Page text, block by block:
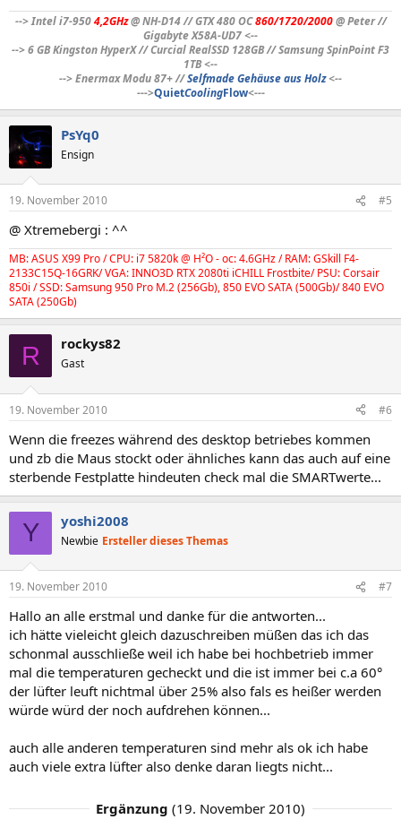
--> Intel i7-9504,2GHz@ NH-D14 // GTX 480 OC860/1720/2000@ Peter //
Gigabyte X58A-UD7 <--
--> 6 GB Kingston HyperX // Curcial RealSSD 128GB // Samsung SpinPoint F3
1TB <--
--> Enermax Modu 87+ //Selfmade Gehäuse aus Holz<--
--->QuietCoolingFlow<---
PsYq0
Ensign
19. November 2010 #5
@ Xtremebergi : ^^
MB: ASUS X99 Pro / CPU: i7 5820k @ H²O - oc: 4.6GHz / RAM: GSkill F4-
2133C15Q-16GRK/ VGA: INNO3D RTX 2080ti iCHILL Frostbite/ PSU: Corsair
850i / SSD: Samsung 950 Pro M.2 (256Gb), 850 EVO SATA (500Gb)/ 840 EVO
SATA (250Gb)
R rockys82
Gast
19. November 2010 #6
Wenn die freezes während des desktop betriebes kommen
und zb die Maus stockt oder ähnliches kann das auch auf eine
sterbende Festplatte hindeuten check mal die SMARTwerte...
Y yoshi2008
Newbie Ersteller dieses Themas
19. November 2010 #7
Hallo an alle erstmal und danke für die antworten...
ich hätte vieleicht gleich dazuschreiben müßen das ich das
schonmal ausschließe weil ich habe bei hochbetrieb immer
mal die temperaturen gecheckt und die ist immer bei c.a 60°
der lüfter leuft nichtmal über 25% also fals es heißer werden
würde würd der noch aufdrehen können...
auch alle anderen temperaturen sind mehr als ok ich habe
auch viele extra lüfter also denke daran liegts nicht...
Ergänzung (19. November 2010)